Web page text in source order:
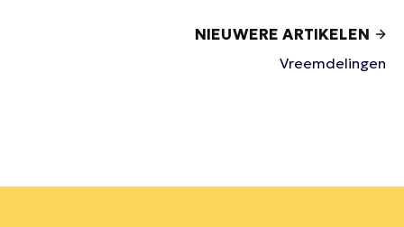
NIEUWERE ARTIKELEN
Vreemdelingen